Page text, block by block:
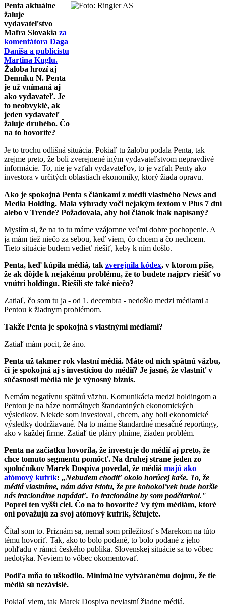
Penta aktuálne
žaluje
vydavateľstvo
Mafra Slovakia za
komentátora Daga
Daniša a publicistu
Martina Kuglu.
Žaloba hrozí aj
Denníku N. Penta
je už vnímaná aj
ako vydavateľ. Je
to neobvyklé, ak
jeden vydavateľ
žaluje druhého. Čo
na to hovoríte?
Je to trochu odlišná situácia. Pokiaľ tu žalobu podala Penta, tak
zrejme preto, že boli zverejnené iným vydavateľstvom nepravdivé
informácie. To, nie je vzťah vydavateľov, to je vzťah Penty ako
investora v určitých oblastiach ekonomiky, ktorý žiada opravu.
Ako je spokojná Penta s článkami z médií vlastného News and
Media Holding. Mala výhrady voči nejakým textom v Plus 7 dní
alebo v Trende? Požadovala, aby bol článok inak napísaný?
Myslím si, že na to tu máme vzájomne veľmi dobre pochopenie. A
ja mám tiež niečo za sebou, keď viem, čo chcem a čo nechcem.
Tieto situácie budem vedieť riešiť, keby k ním došlo.
Penta, keď kúpila médiá, tak zverejnila kódex, v ktorom píše,
že ak dôjde k nejakému problému, že to budete najprv riešiť vo
vnútri holdingu. Riešili ste také niečo?
Zatiaľ, čo som tu ja - od 1. decembra - nedošlo medzi médiami a
Pentou k žiadnym problémom.
Takže Penta je spokojná s vlastnými médiami?
Zatiaľ mám pocit, že áno.
Penta už takmer rok vlastní médiá. Máte od nich spätnú väzbu,
či je spokojná aj s investíciou do médií? Je jasné, že vlastniť v
súčasnosti médiá nie je výnosný biznis.
Nemám negatívnu spätnú väzbu. Komunikácia medzi holdingom a
Pentou je na báze normálnych štandardných ekonomických
výsledkov. Niekde som investoval, chcem, aby boli ekonomické
výsledky dodržiavané. Na to máme štandardné mesačné reportingy,
ako v každej firme. Zatiaľ tie plány plníme, žiaden problém.
Penta na začiatku hovorila, že investuje do médií aj preto, že
chce tomuto segmentu pomôcť. Na druhej strane jeden zo
spoločníkov Marek Dospiva povedal, že médiá majú ako
atómový kufrík: „Nebudem chodiť okolo horúcej kaše. To, že
médiá vlastníme, nám dáva istotu, že pre kohokoľvek bude horšie
nás iracionálne napádať. To iracionálne by som podčiarkol."
Poprel ten vyšší ciel. Čo na to hovoríte? Vy tým médiám, ktoré
oni považujú za svoj atómový kufrík, šéfujete.
Čítal som to. Priznám sa, nemal som príležitosť s Marekom na túto
tému hovoriť. Tak, ako to bolo podané, to bolo podané z jeho
pohľadu v rámci českého publika. Slovenskej situácie sa to vôbec
nedotýka. Neviem to vôbec okomentovať.
Podľa mňa to uškodilo. Minimálne vytváranému dojmu, že tie
médiá sú nezávislé.
Pokiaľ viem, tak Marek Dospiva nevlastní žiadne médiá.